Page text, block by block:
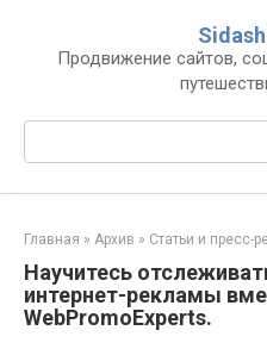
контенту
Sidash
Продвижение сайтов,
Главная » Архив » Статьи и пресс-
Научитесь
интернет-рекламы
WebPromoExperts.